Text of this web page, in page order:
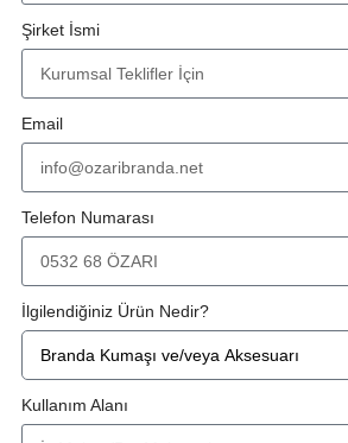
Şirket İsmi
Email
Telefon Numarası
İlgilendiğiniz Ürün Nedir?
Kullanım Alanı